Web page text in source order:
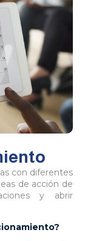
con diferentes
de acción de
y abrir